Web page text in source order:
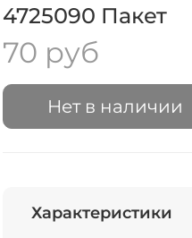
4725090 Пакет
70 руб
Нет в наличии
Характеристики